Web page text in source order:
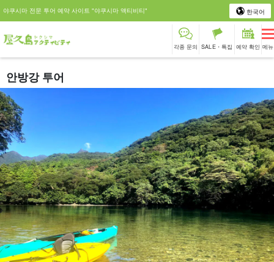
야쿠시마 전문 투어 예약 사이트 "야쿠시마 액티비티" 한국어
각종 문의 SALE・특집 예약 확인 메뉴
안방강 투어